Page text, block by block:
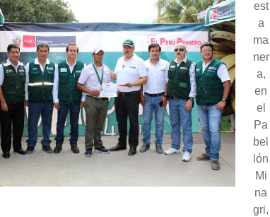
est
a
ma
ner
a,
en
el
Pa
bel
lón
Mi
na
gri,